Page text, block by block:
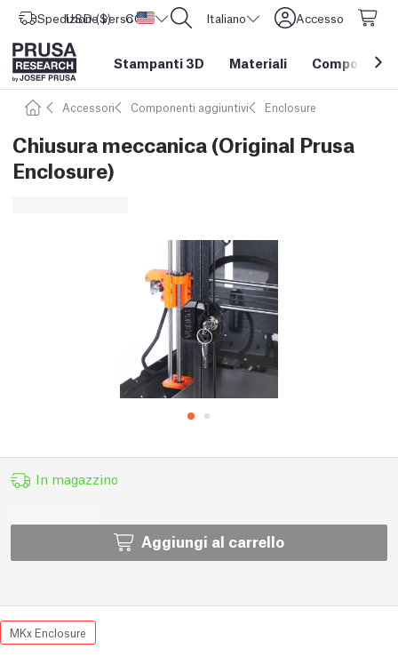
Spedizione verso Stati Uniti d'America
USD ($) CORE One L: Ora disponibile! Italiano Accesso
Stampanti 3D Materiali Componenti
Accessori Componenti aggiuntivi Enclosure
Chiusura meccanica (Original Prusa
Enclosure)
In magazzino
Aggiungi al carrello
MKx Enclosure